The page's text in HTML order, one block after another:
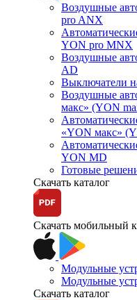
Воздушные
pro ANX
YON pro MNX
Воздушные
AD
Выключатели
Воздушные
макс» (YON
«YON макс»
YON MD
Готовые
Скачать каталог
Скачать мобильный
Модульные
Модульные
Скачать каталог